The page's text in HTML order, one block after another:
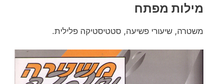
מילות מפתח
משטרה, שיעורי פשיעה, סטטיסטיקה פלילית.